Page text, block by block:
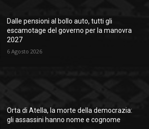
Dalle pensioni al bollo auto, tutti gli
escamotage del governo per la manovra
2027
6 Agosto 2026
Orta di Atella, la morte della democrazia:
gli assassini hanno nome e cognome